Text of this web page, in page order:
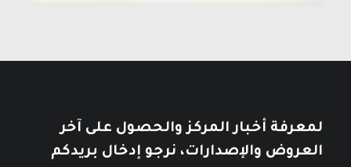
لمعرفة أخبار المركز والحصول على آخر
العروض والإصدارات، نرجو إدخال بريدكم